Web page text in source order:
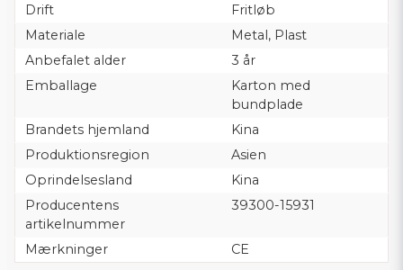
Drift
Fritløb
Materiale
Metal, Plast
Anbefalet alder
3 år
Emballage
Karton med
bundplade
Brandets hjemland
Kina
Produktionsregion
Asien
Oprindelsesland
Kina
Producentens
artikelnummer
39300-15931
Mærkninger CE